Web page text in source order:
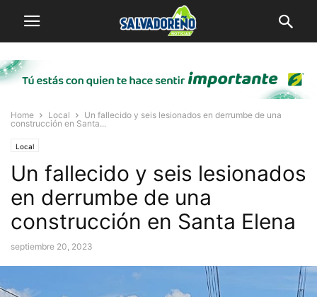
Home Local
Un fallecido y seis lesionados en derrumbe de una
construcción en Santa...
Local
Un fallecido y seis lesionados
en derrumbe de una
construcción en Santa Elena
septiembre 20, 2023